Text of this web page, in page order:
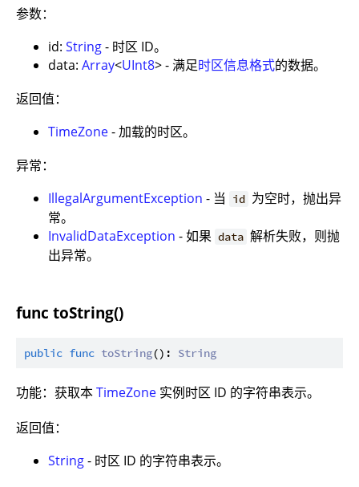
参数：
id: String- 时区 ID。
data: Array<UInt8> - 满足时区信息格式的数据。
返回值：
TimeZone- 加载的时区。
异常：
IllegalArgumentException - 当 id 为空时，抛出异
常。
InvalidDataException - 如果 data 解析失败，则抛
出异常。
func toString()
public func toString(): String
功能：获取本TimeZone 实例时区 ID 的字符串表示。
返回值：
String- 时区 ID 的字符串表示。